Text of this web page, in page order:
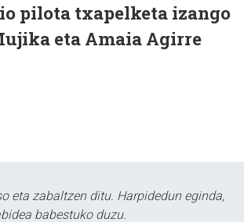
pilota txapelketa izango
eta Amaia Agirre
eta zabaltzen ditu. Harpidedun eginda,
babestuko duzu.